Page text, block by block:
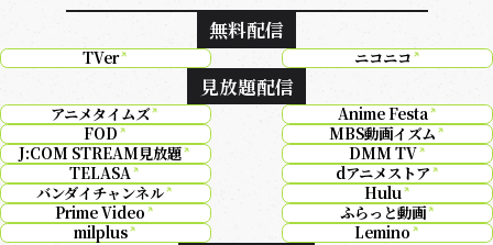
無料配信
TVer ニコニコ
見放題配信
アニメタイムズ
Anime Festa
FOD
MBS動画イズム
J:COM STREAM見放題
DMM TV
TELASA
dアニメストア
バンダイチャンネル
Hulu
Prime Video
ふらっと動画
milplus
Lemino